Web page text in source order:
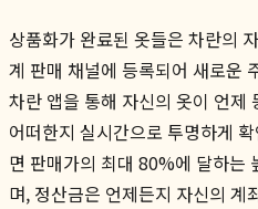
상품화가 완료된 옷들은 차란의
계 판매 채널에 등록되어 새로운
차란 앱을 통해 자신의 옷이 언제
어떠한지 실시간으로 투명하게
면 판매가의 최대 80%에 달하는
며, 정산금은 언제든지 자신의 계